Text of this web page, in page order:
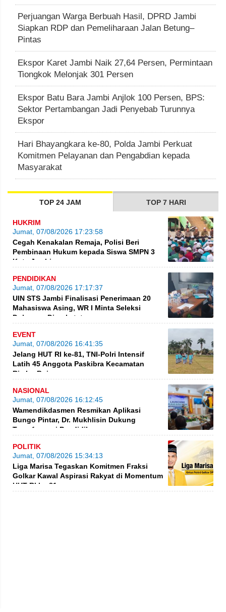
Perjuangan Warga Berbuah Hasil, DPRD Jambi
Siapkan RDP dan Pemeliharaan Jalan Betung–
Pintas
Ekspor Karet Jambi Naik 27,64 Persen, Permintaan
Tiongkok Melonjak 301 Persen
Ekspor Batu Bara Jambi Anjlok 100 Persen, BPS:
Sektor Pertambangan Jadi Penyebab Turunnya
Ekspor
Hari Bhayangkara ke-80, Polda Jambi Perkuat
Komitmen Pelayanan dan Pengabdian kepada
Masyarakat
TOP 24 JAM TOP 7 HARI
HUKRIM
Jumat, 07/08/2026 17:23:58
Cegah Kenakalan Remaja, Polisi Beri
Pembinaan Hukum kepada Siswa SMPN 3
Kota Jambi
PENDIDIKAN
Jumat, 07/08/2026 17:17:37
UIN STS Jambi Finalisasi Penerimaan 20
Mahasiswa Asing, WR I Minta Seleksi
Dokumen Diperketat
EVENT
Jumat, 07/08/2026 16:41:35
Jelang HUT RI ke-81, TNI-Polri Intensif
Latih 45 Anggota Paskibra Kecamatan
Rimbo Bujang
NASIONAL
Jumat, 07/08/2026 16:12:45
Wamendikdasmen Resmikan Aplikasi
Bungo Pintar, Dr. Mukhlisin Dukung
Transformasi Pendidikan
POLITIK
Jumat, 07/08/2026 15:34:13
Liga Marisa Tegaskan Komitmen Fraksi
Golkar Kawal Aspirasi Rakyat di Momentum
HUT RI ke-81